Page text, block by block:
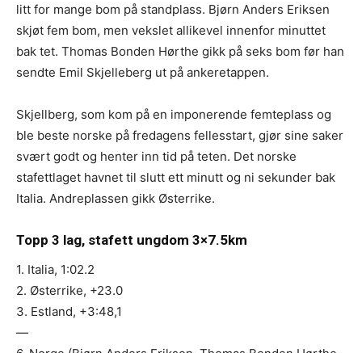
litt for mange bom på standplass. Bjørn Anders Eriksen
skjøt fem bom, men vekslet allikevel innenfor minuttet
bak tet. Thomas Bonden Hørthe gikk på seks bom før han
sendte Emil Skjelleberg ut på ankeretappen.
Skjellberg, som kom på en imponerende femteplass og
ble beste norske på fredagens fellesstart, gjør sine saker
svært godt og henter inn tid på teten. Det norske
stafettlaget havnet til slutt ett minutt og ni sekunder bak
Italia. Andreplassen gikk Østerrike.
Topp 3 lag, stafett ungdom 3×7.5km
1. Italia, 1:02.2
2. Østerrike, +23.0
3. Estland, +3:48,1
—